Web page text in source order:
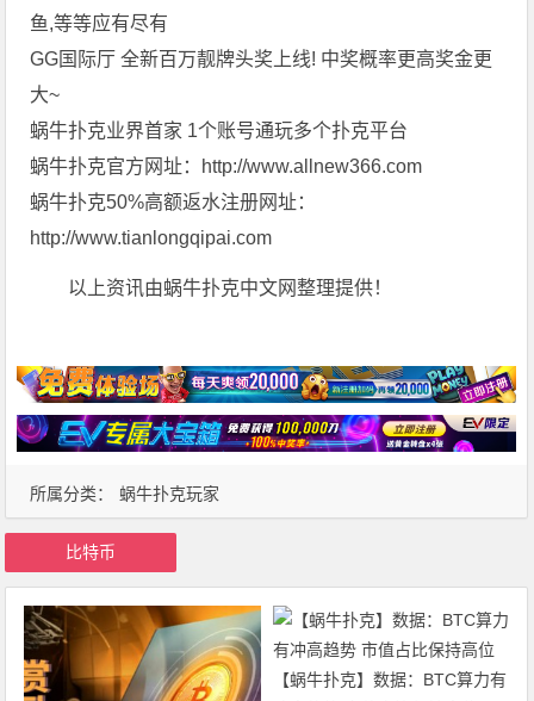
所属分类： 蜗牛扑克玩家
鱼,等等应有尽有
GG国际厅 全新百万靓牌头奖上线! 中奖概率更高奖金更
大~
蜗牛扑克业界首家 1个账号通玩多个扑克平台
蜗牛扑克官方网址：http://www.allnew366.com
蜗牛扑克50%高额返水注册网址：
http://www.tianlongqipai.com
以上资讯由蜗牛扑克中文网整理提供！
比特币
【蜗牛扑克】数据：BTC算力有